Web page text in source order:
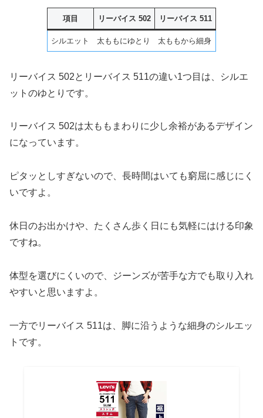
項目 リーバイス 502 リーバイス 511
シルエット 太ももにゆとり 太ももから細身
リーバイス 502とリーバイス 511の違い1つ目は、シルエ
ットのゆとりです。
リーバイス 502は太ももまわりに少し余裕があるデザイン
になっています。
ピタッとしすぎないので、長時間はいても窮屈に感じにく
いですよ。
休日のお出かけや、たくさん歩く日にも気軽にはける印象
ですね。
体型を選びにくいので、ジーンズが苦手な方でも取り入れ
やすいと思いますよ。
一方でリーバイス 511は、脚に沿うような細身のシルエッ
トです。